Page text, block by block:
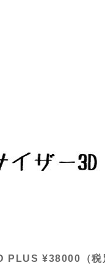
PLUS ¥38000（税